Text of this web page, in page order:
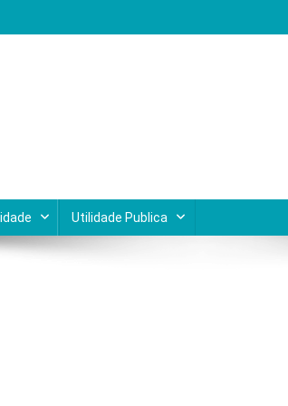
Utilidade Publica